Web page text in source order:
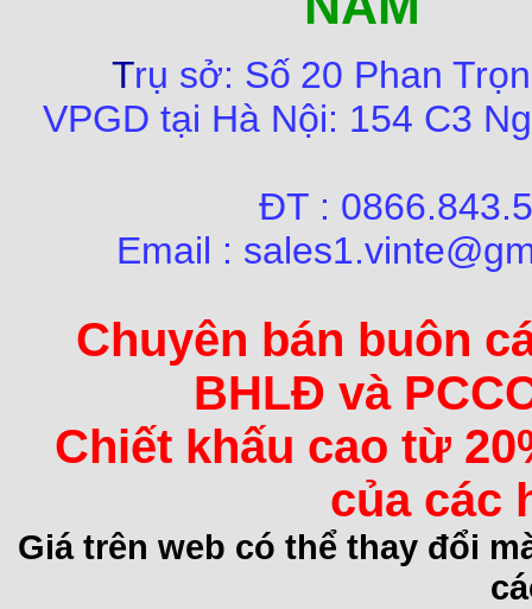
Trụ sở: Số 20 Phan
VPGD tại Hà Nội: 154 C3
ĐT :
Email :
Chuyên bán buôn
BHLĐ và
Chiết khấu cao từ
của các
Giá trên web có thể thay đổi